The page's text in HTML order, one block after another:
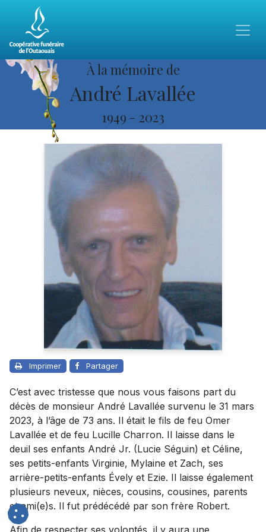
À la mémoire de
André Lavallée
1949 - 2023
Imprimer Partager
C’est avec tristesse que nous vous faisons part du
décès de monsieur André Lavallée survenu le 31 mars
2023, à l’âge de 73 ans. Il était le fils de feu Omer
Lavallée et de feu Lucille Charron. Il laisse dans le
deuil ses enfants André Jr. (Lucie Séguin) et Céline,
ses petits-enfants Virginie, Mylaine et Zach, ses
arrière-petits-enfants Évely et Ezie. Il laisse également
plusieurs neveux, nièces, cousins, cousines, parents
et ami(e)s. Il fut prédécédé par son frère Robert.
Afin de respecter ses volontés, il y aura une